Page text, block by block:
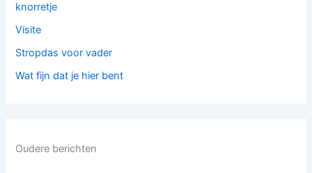
knorretje
Visite
Stropdas voor vader
Wat fijn dat je hier bent
Oudere berichten